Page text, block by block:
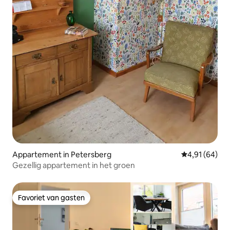
Appartement in Petersberg Gemiddelde
4,91 (64)
Gezellig appartement in het groen
Favoriet van gasten
Favoriet van gasten